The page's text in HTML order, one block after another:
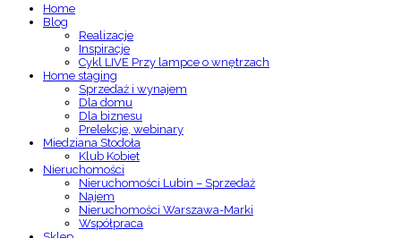
Home
Blog
Realizacje
Inspiracje
Cykl LIVE Przy lampce o wnętrzach
Home staging
Sprzedaż i wynajem
Dla domu
Dla biznesu
Prelekcje, webinary
Miedziana Stodoła
Klub Kobiet
Nieruchomości
Nieruchomości Lubin – Sprzedaż
Najem
Nieruchomości Warszawa-Marki
Współpraca